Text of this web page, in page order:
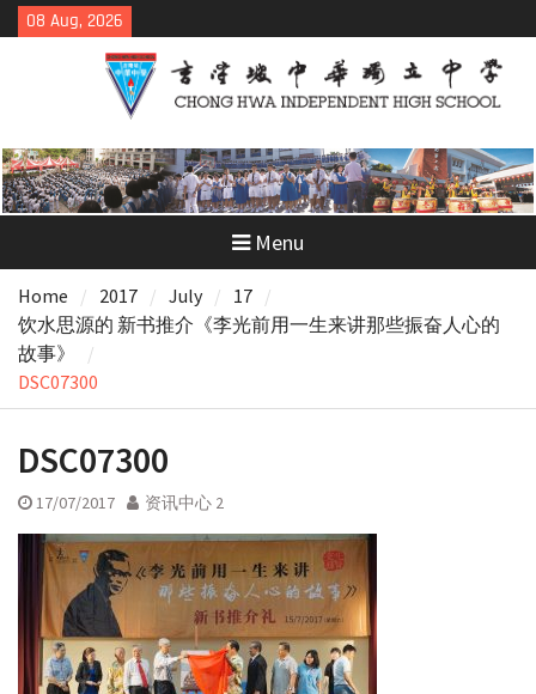
Skip
to
08 Aug, 2026
Menu
Home 2017 July
17
饮水思源的 新书推介《李光前用一生来讲那些振奋人心的
故事》
DSC07300
DSC07300
17/07/2017 资讯中心 2